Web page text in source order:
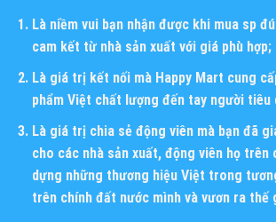
Là niềm vui bạn nhận được khi mua sp
cam kết từ nhà sản xuất với giá phù hợp;
Là giá trị kết nối mà Happy Mart cung
phẩm Việt chất lượng đến tay người tiêu
Là giá trị chia sẻ động viên mà bạn đã
cho các nhà sản xuất, động viên họ trên
dựng những thương hiệu Việt trong
trên chính đất nước mình và vươn ra thế